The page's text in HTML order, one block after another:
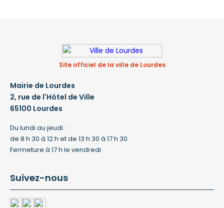
Site officiel de la ville de Lourdes
Mairie de Lourdes
2, rue de l'Hôtel de Ville
65100 Lourdes
Du lundi au jeudi :
de 8 h 30 à 12 h et de 13 h 30 à 17 h 30
Fermeture à 17 h le vendredi
Suivez-nous